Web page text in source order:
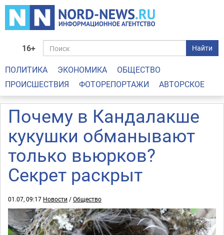
16+ Найти
ПОЛИТИКА ЭКОНОМИКА
ОБЩЕСТВО
ПРОИСШЕСТВИЯ
ФОТОРЕПОРТАЖИ АВТОРСКОЕ
Почему в Кандалакше
кукушки обманывают
только вьюрков?
Секрет раскрыт
01.07, 09:17 Новости /Общество